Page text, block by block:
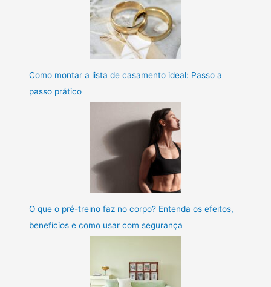
Como montar a lista de casamento ideal: Passo a
passo prático
O que o pré-treino faz no corpo? Entenda os efeitos,
benefícios e como usar com segurança